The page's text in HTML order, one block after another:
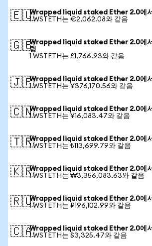
🇪🇺Wrapped liquid staked Ether 2.0에
1 WSTETH는 €2,062.08와 같음
🇬🇧Wrapped liquid staked Ether 2.0에서
링
1 WSTETH는 £1,766.93와 같음
🇯🇵Wrapped liquid staked Ether 2.0에
1 WSTETH는 ¥376,170.56와 같음
🇨🇳Wrapped liquid staked Ether 2.0에
1 WSTETH는 ¥16,083.47와 같음
🇹🇷Wrapped liquid staked Ether 2.0에
1 WSTETH는 ₺113,699.79와 같음
🇰🇷Wrapped liquid staked Ether 2.0에
1 WSTETH는 ₩3,356,083.63와 같음
🇷🇺Wrapped liquid staked Ether 2.0에
1 WSTETH는 ₽196,102.99와 같음
🇨🇦Wrapped liquid staked Ether 2.0에서
1 WSTETH는 $3,325.47와 같음